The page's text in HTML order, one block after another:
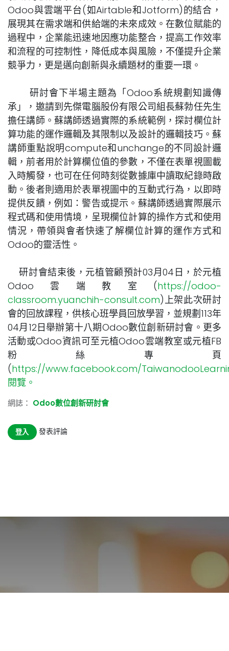
Odoo與雲端平台(如Airtable和Jotform)的結合，
展現其在需求端和供給端的未來成效。在數位賦能的
過程中，企業能迅速地因應功能整合，提高工作效率
和流程的可控制性，降低成本與風險，不僅提升企業
競爭力，更是邁向創新與永續題材的重要一環。
研討會下半場主題為「Odoo系統規劃知識傳
承」，邀請到先傑電腦股份有限公司組長蘇勃任先生
擔任講師。蘇講師透過實際的系統範例，探討欄位計
算功能的運作邏輯及其限制以及設計的邏輯技巧。蘇
講師重點說明compute和unchange的不同設計邏
輯，前者用於計算欄位值的參數，不僅在表單視圖載
入時觸發，也可在任何時刻從數據庫中讀取紀錄時啟
動。後者則適用於表單視圖中的互動式行為，以即時
提供反饋，例如：警告或提示。蘇講師透過實際展示
程式碼和使用情境，呈現欄位計算的操作方式和使用
情況，帶領與會者快速了解欄位計算的運作方式和
Odoo的靈活性。
研討會結束後，元植管顧預計03月04日，於元植
Odoo雲端教室(https://odoo-
classroom.yuanchih-consult.com)上架此次研討
會的回放課程，供核心班學員回放學習，並規劃113年
04月12日舉辦第十八期Odoo數位創新研討會。更多
活動或Odoo資訊可至元植Odoo雲端教室或元植FB
粉絲專頁
(https://www.facebook.com/
閱覽。
網誌： Odoo數位創新研討會
登入 發表評論